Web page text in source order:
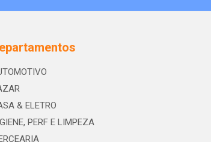
& ELETRO
PERF E LIMPEZA